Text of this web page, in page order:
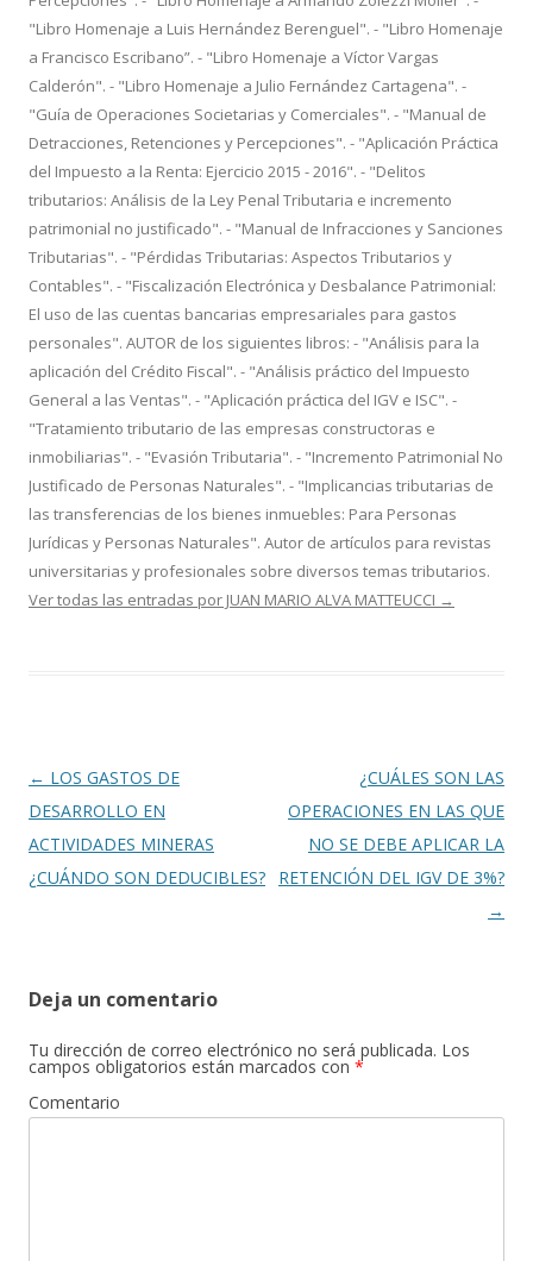
"Libro Homenaje a Luis Hernández Berenguel". - "Libro Homenaje
a Francisco Escribano”. - "Libro Homenaje a Víctor Vargas
Calderón". - "Libro Homenaje a Julio Fernández Cartagena". -
"Guía de Operaciones Societarias y Comerciales". - "Manual de
Detracciones, Retenciones y Percepciones". - "Aplicación Práctica
del Impuesto a la Renta: Ejercicio 2015 - 2016". - "Delitos
tributarios: Análisis de la Ley Penal Tributaria e incremento
patrimonial no justificado". - "Manual de Infracciones y Sanciones
Tributarias". - "Pérdidas Tributarias: Aspectos Tributarios y
Contables". - "Fiscalización Electrónica y Desbalance Patrimonial:
El uso de las cuentas bancarias empresariales para gastos
personales". AUTOR de los siguientes libros: - "Análisis para la
aplicación del Crédito Fiscal". - "Análisis práctico del Impuesto
General a las Ventas". - "Aplicación práctica del IGV e ISC". -
"Tratamiento tributario de las empresas constructoras e
inmobiliarias". - "Evasión Tributaria". - "Incremento Patrimonial No
Justificado de Personas Naturales". - "Implicancias tributarias de
las transferencias de los bienes inmuebles: Para Personas
Jurídicas y Personas Naturales". Autor de artículos para revistas
universitarias y profesionales sobre diversos temas tributarios.
Ver todas las entradas por JUAN MARIO ALVA MATTEUCCI →
Navegación
de
entradas
← LOS GASTOS DE
DESARROLLO EN
ACTIVIDADES MINERAS
¿CUÁNDO SON DEDUCIBLES?
¿CUÁLES SON LAS
OPERACIONES EN LAS QUE
NO SE DEBE APLICAR LA
RETENCIÓN DEL IGV DE 3%?
→
Deja un comentario
Tu dirección de correo electrónico no será publicada. Los
campos obligatorios están marcados con *
Comentario